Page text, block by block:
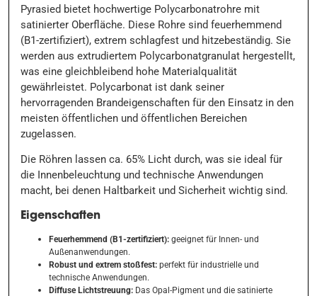
Pyrasied bietet hochwertige Polycarbonatrohre mit
satinierter Oberfläche. Diese Rohre sind feuerhemmend
(B1-zertifiziert), extrem schlagfest und hitzebeständig. Sie
werden aus extrudiertem Polycarbonatgranulat hergestellt,
was eine gleichbleibend hohe Materialqualität
gewährleistet. Polycarbonat ist dank seiner
hervorragenden Brandeigenschaften für den Einsatz in den
meisten öffentlichen und öffentlichen Bereichen
zugelassen.
Die Röhren lassen ca. 65% Licht durch, was sie ideal für
die Innenbeleuchtung und technische Anwendungen
macht, bei denen Haltbarkeit und Sicherheit wichtig sind.
Eigenschaften
Feuerhemmend (B1-zertifiziert):geeignet für Innen- und
Außenanwendungen.
Robust und extrem stoßfest:perfekt für industrielle und
technische Anwendungen.
Diffuse Lichtstreuung: Das Opal-Pigment und die satinierte